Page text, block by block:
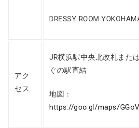
DRESSY ROOM
アク
セス
JR横浜駅中央北改札また
ぐの駅直結
地図：
https://goo.gl/maps/